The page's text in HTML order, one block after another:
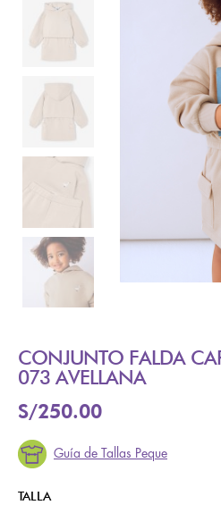
CONJUNTO FALDA
073 AVELLANA
S/250.00
Guía de Tallas Peque
TALLA